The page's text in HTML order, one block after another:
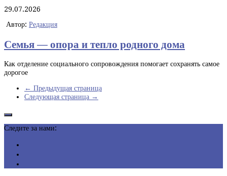
29.07.2026
Автор: Редакция
Семья — опора и тепло родного дома
Как отделение социального сопровождения помогает сохранять самое
дорогое
← Предыдущая страница
Следующая страница →
Следите за нами: